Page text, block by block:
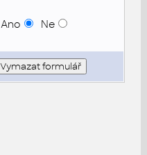
Ano Ne